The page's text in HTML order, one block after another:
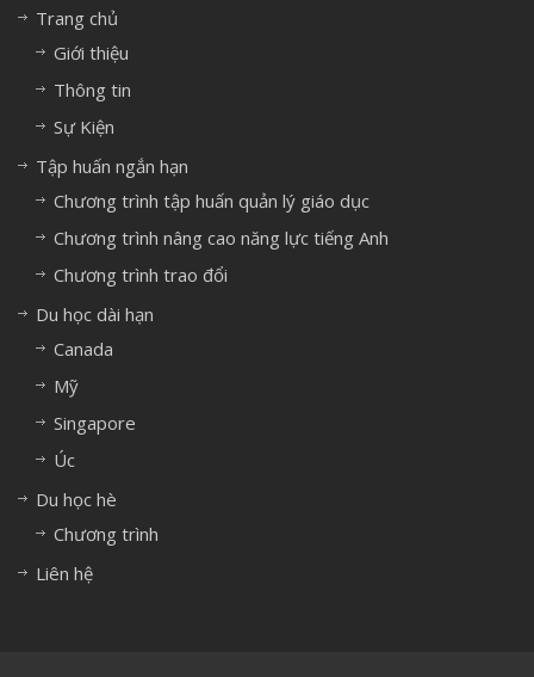
Trang chủ
Giới thiệu
Thông tin
Sự Kiện
Tập huấn ngắn hạn
Chương trình tập huấn quản lý giáo dục
Chương trình nâng cao năng lực tiếng Anh
Chương trình trao đổi
Du học dài hạn
Canada
Mỹ
Singapore
Úc
Du học hè
Chương trình
Liên hệ